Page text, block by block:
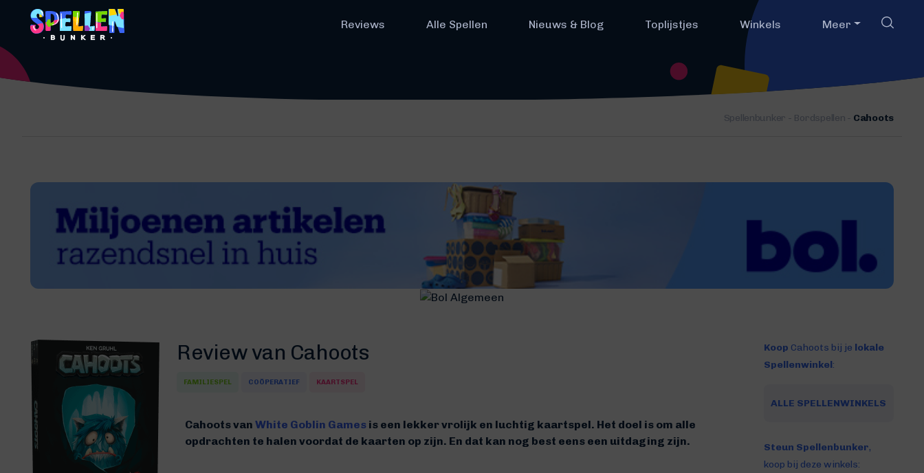
Reviews Alle Spellen Nieuws & Blog Toplijstjes Winkels Meer
Spellenbunker - Bordspellen - Cahoots
Review van Cahoots
FAMILIESPEL COÖPERATIEF KAARTSPEL
Cahoots vanWhite Goblin Games is een lekker vrolijk en luchtig kaartspel. Het doel is om alle
opdrachten te halen voordat de kaarten op zijn. En dat kan nog best eens een uitdaging zijn.
Koop Cahoots bij je lokale
Spellenwinkel:
ALLE SPELLENWINKELS
Steun Spellenbunker,
koop bij deze winkels: